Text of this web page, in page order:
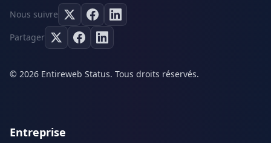
Nous suivre
Partager
© 2026 Entireweb Status. Tous droits réservés.
Entreprise